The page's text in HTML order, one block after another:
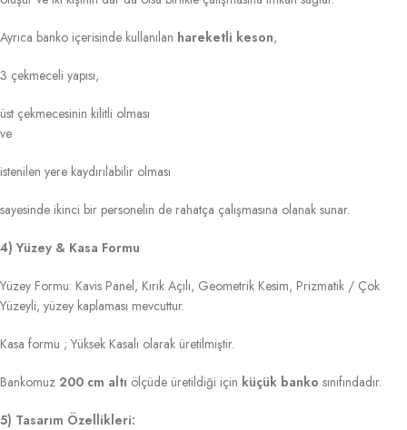
Ayrıca banko içerisinde kullanılan hareketli keson,
3 çekmeceli yapısı,
üst çekmecesinin kilitli olması
ve
istenilen yere kaydırılabilir olması
sayesinde ikinci bir personelin de rahatça çalışmasına olanak sunar.
4) Yüzey & Kasa Formu
Yüzey Formu: Kavis Panel, Kırık Açılı, Geometrik Kesim, Prizmatik / Çok
Yüzeyli, yüzey kaplaması mevcuttur.
Kasa formu ; Yüksek Kasalı olarak üretilmiştir.
Bankomuz 200 cm altı ölçüde üretildiği için küçük banko sınıfındadır.
5) Tasarım Özellikleri: